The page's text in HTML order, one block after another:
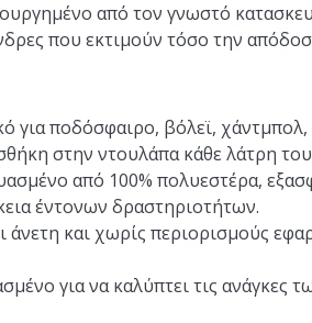
από τον γνωστό
που εκτιμούν τόσο την
για ποδόσφαιρο, βόλεϊ,
στην ντουλάπα κάθε λάτρη
από 100% πολυεστέρα,
έντονων δραστηριοτήτων.
άνετη και χωρίς περιορισμούς
για να καλύπτει τις ανάγκες